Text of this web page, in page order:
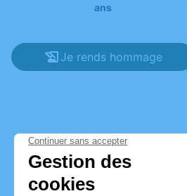
ans
Je rends hommage